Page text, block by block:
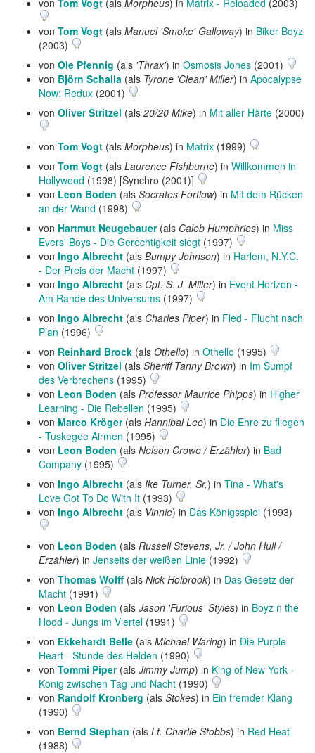
von Tom Vogt (als Morpheus) in Matrix - Reloaded (2003)
von Tom Vogt (als Manuel 'Smoke' Galloway) in Biker Boyz
(2003)
von Ole Pfennig (als 'Thrax') in Osmosis Jones (2001)
von Björn Schalla (als Tyrone 'Clean' Miller) in Apocalypse
Now: Redux (2001)
von Oliver Stritzel (als 20/20 Mike) in Mit aller Härte (2000)
von Tom Vogt (als Morpheus) in Matrix (1999)
von Tom Vogt (als Laurence Fishburne) in Willkommen in
Hollywood (1998) [Synchro (2001)]
von Leon Boden (als Socrates Fortlow) in Mit dem Rücken
an der Wand (1998)
von Hartmut Neugebauer(als Caleb Humphries) in Miss
Evers' Boys - Die Gerechtigkeit siegt (1997)
von Ingo Albrecht (als Bumpy Johnson) in Harlem, N.Y.C.
- Der Preis der Macht (1997)
von Ingo Albrecht (als Cpt. S. J. Miller) in Event Horizon -
Am Rande des Universums (1997)
von Ingo Albrecht (als Charles Piper) in Fled - Flucht nach
Plan (1996)
von Reinhard Brock (als Othello) in Othello (1995)
von Oliver Stritzel (als Sheriff Tanny Brown) in Im Sumpf
des Verbrechens (1995)
von Leon Boden (als Professor Maurice Phipps) in Higher
Learning - Die Rebellen (1995)
von Marco Kröger(als Hannibal Lee) in Die Ehre zu fliegen
- Tuskegee Airmen (1995)
von Leon Boden (als Nelson Crowe / Erzähler) in Bad
Company (1995)
von Ingo Albrecht (als Ike Turner, Sr.) in Tina - What's
Love Got To Do With It (1993)
von Ingo Albrecht (als Vinnie) in Das Königsspiel (1993)
von Leon Boden (als Russell Stevens, Jr. / John Hull /
Erzähler) in Jenseits der weißen Linie (1992)
von Thomas Wolff (als Nick Holbrook) in Das Gesetz der
Macht (1991)
von Leon Boden (als Jason 'Furious' Styles) in Boyz n the
Hood - Jungs im Viertel (1991)
von Ekkehardt Belle (als Michael Waring) in Die Purple
Heart - Stunde des Helden (1990)
von Tommi Piper(als Jimmy Jump) in King of New York -
König zwischen Tag und Nacht (1990)
von Randolf Kronberg (als Stokes) in Ein fremder Klang
(1990)
von Bernd Stephan (als Lt. Charlie Stobbs) in Red Heat
(1988)